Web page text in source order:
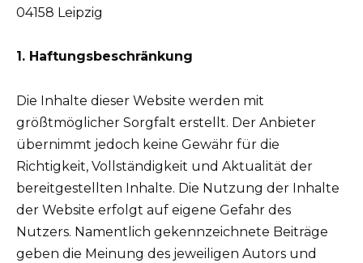
04158 Leipzig
1. Haftungsbeschränkung
Die Inhalte dieser Website werden mit
größtmöglicher Sorgfalt erstellt. Der Anbieter
übernimmt jedoch keine Gewähr für die
Richtigkeit, Vollständigkeit und Aktualität der
bereitgestellten Inhalte. Die Nutzung der Inhalte
der Website erfolgt auf eigene Gefahr des
Nutzers. Namentlich gekennzeichnete Beiträge
geben die Meinung des jeweiligen Autors und